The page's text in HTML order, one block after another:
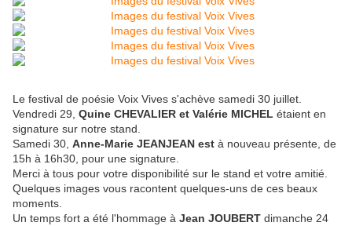
Le festival de poésie Voix Vives s'achève samedi 30 juillet.
Vendredi 29, Quine CHEVALIER et Valérie MICHEL étaient en
signature sur notre stand.
Samedi 30, Anne-Marie JEANJEAN est à nouveau présente, de
15h à 16h30, pour une signature.
Merci à tous pour votre disponibilité sur le stand et votre amitié.
Quelques images vous racontent quelques-uns de ces beaux
moments.
Un temps fort a été l'hommage à Jean JOUBERT dimanche 24